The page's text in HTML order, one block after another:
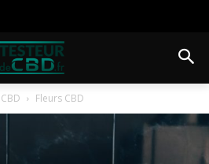
Fleurs CBD